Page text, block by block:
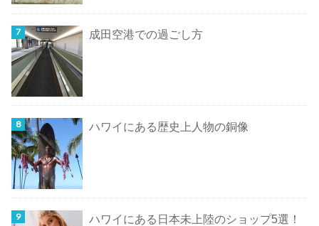
成田空港での過ごし方
ハワイにある歴史上人物の銅像
ハワイにある日本未上陸のショップ5選！